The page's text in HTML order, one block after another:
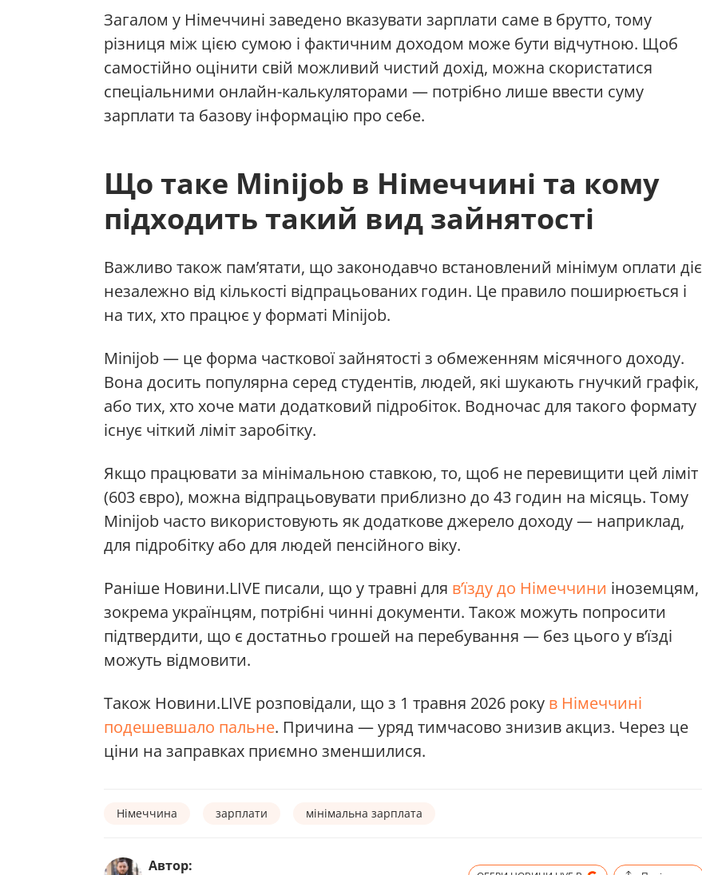
Загалом у Німеччині заведено вказувати зарплати саме в брутто, тому
різниця між цією сумою і фактичним доходом може бути відчутною. Щоб
самостійно оцінити свій можливий чистий дохід, можна скористатися
спеціальними онлайн-калькуляторами — потрібно лише ввести суму
зарплати та базову інформацію про себе.
Що таке Minijob в Німеччині та кому
підходить такий вид зайнятості
Важливо також пам’ятати, що законодавчо встановлений мінімум оплати діє
незалежно від кількості відпрацьованих годин. Це правило поширюється і
на тих, хто працює у форматі Minijob.
Minijob — це форма часткової зайнятості з обмеженням місячного доходу.
Вона досить популярна серед студентів, людей, які шукають гнучкий графік,
або тих, хто хоче мати додатковий підробіток. Водночас для такого формату
існує чіткий ліміт заробітку.
Якщо працювати за мінімальною ставкою, то, щоб не перевищити цей ліміт
(603 євро), можна відпрацьовувати приблизно до 43 годин на місяць. Тому
Minijob часто використовують як додаткове джерело доходу — наприклад,
для підробітку або для людей пенсійного віку.
Раніше Новини.LIVE писали, що у травні для в’їзду до Німеччини іноземцям,
зокрема українцям, потрібні чинні документи. Також можуть попросити
підтвердити, що є достатньо грошей на перебування — без цього у в’їзді
можуть відмовити.
Також Новини.LIVE розповідали, що з 1 травня 2026 року в Німеччині
подешевшало пальне. Причина — уряд тимчасово знизив акциз. Через це
ціни на заправках приємно зменшилися.
Німеччина зарплати мінімальна зарплата
Автор: